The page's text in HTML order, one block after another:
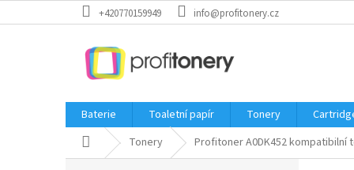
na
+420770159949 info@profitonery.cz
Baterie Toaletní papír Tonery
Domů Tonery Profitoner A0DK452 kompatibilní